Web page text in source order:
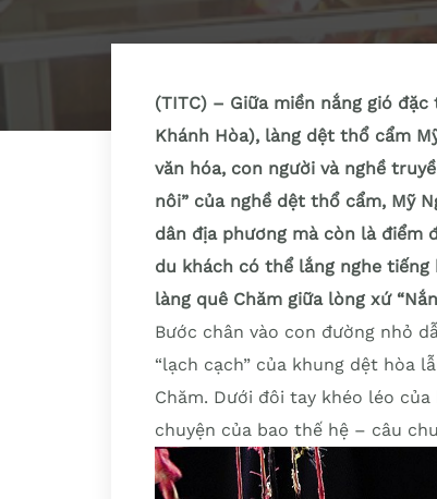
(TITC) – Giữa miền nắng gió
Khánh Hòa), làng dệt thổ cẩm
văn hóa, con người và nghề
nôi” của nghề dệt thổ cẩm, Mỹ
dân địa phương mà còn là
du khách có thể lắng nghe
làng quê Chăm giữa lòng xứ
Bước chân vào con đường nhỏ
“lạch cạch” của khung dệt hòa
Chăm. Dưới đôi tay khéo léo
chuyện của bao thế hệ – câu